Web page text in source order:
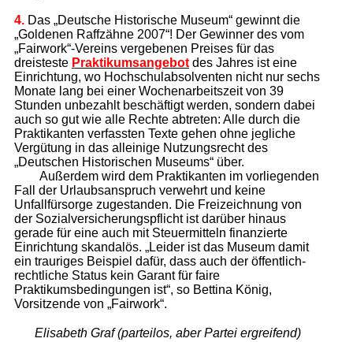
4.Das „Deutsche Historische Museum“ gewinnt die
„Goldenen Raffzähne 2007“! Der Gewinner des vom
„Fairwork“-Vereins vergebenen Preises für das
dreisteste Praktikumsangebotdes Jahres ist eine
Einrichtung, wo Hochschulabsolventen nicht nur sechs
Monate lang bei einer Wochenarbeitszeit von 39
Stunden unbezahlt beschäftigt werden, sondern dabei
auch so gut wie alle Rechte abtreten: Alle durch die
Praktikanten verfassten Texte gehen ohne jegliche
Vergütung in das alleinige Nutzungsrecht des
„Deutschen Historischen Museums“ über.
Außerdem wird dem Praktikanten im vorliegenden
Fall der Urlaubsanspruch verwehrt und keine
Unfallfürsorge zugestanden. Die Freizeichnung von
der Sozialversicherungspflicht ist darüber hinaus
gerade für eine auch mit Steuermitteln finanzierte
Einrichtung skandalös. „Leider ist das Museum damit
ein trauriges Beispiel dafür, dass auch der öffentlich-
rechtliche Status kein Garant für faire
Praktikumsbedingungen ist“, so Bettina König,
Vorsitzende von „Fairwork“.
Elisabeth Graf (parteilos, aber Partei ergreifend)